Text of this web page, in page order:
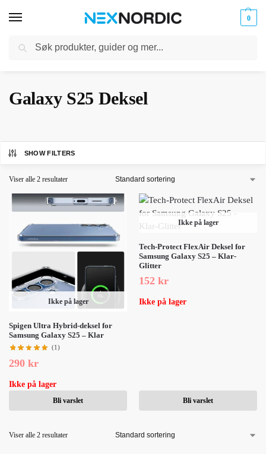
0
til
Kabler
Galaxy S25 Deksel
SHOW FILTERS
Viser alle 2 resultater
Ikke på lager
Spigen Ultra Hybrid-deksel for
Samsung Galaxy S25 – Klar
(1)
290 kr
Ikke på lager
Bli varslet
Ikke på lager
Tech-Protect FlexAir Deksel for
Samsung Galaxy S25 – Klar-
Glitter
152 kr
Ikke på lager
Bli varslet
Viser alle 2 resultater